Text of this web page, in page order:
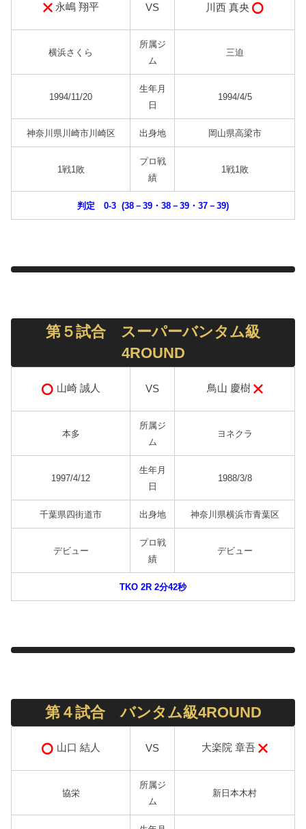
永嶋 翔平 VS 川西 真央
横浜さくら
所属ジ
ム
三迫
1994/11/20
生年月
日
1994/4/5
神奈川県川崎市川崎区 出身地 岡山県高梁市
1戦1敗
プロ戦
績
1戦1敗
判定 0-3 (38－39・38－39・37－39)
第５試合 スーパーバンタム級
4ROUND
山崎 誠人 VS 鳥山 慶樹
本多
所属ジ
ム
ヨネクラ
1997/4/12
生年月
日
1988/3/8
千葉県四街道市 出身地 神奈川県横浜市青葉区
デビュー
プロ戦
績
デビュー
TKO 2R 2分42秒
第４試合 バンタム級4ROUND
山口 結人 VS 大楽院 章吾
協栄
所属ジ
ム
新日本木村